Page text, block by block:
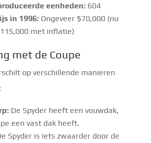
eenheden:604
in 1996:Ongeveer $70,000 (nu
met inflatie)
met de Coupe
op verschillende manieren
De Spyder heeft een vouwdak,
een vast dak heeft.
Spyder is iets zwaarder door de